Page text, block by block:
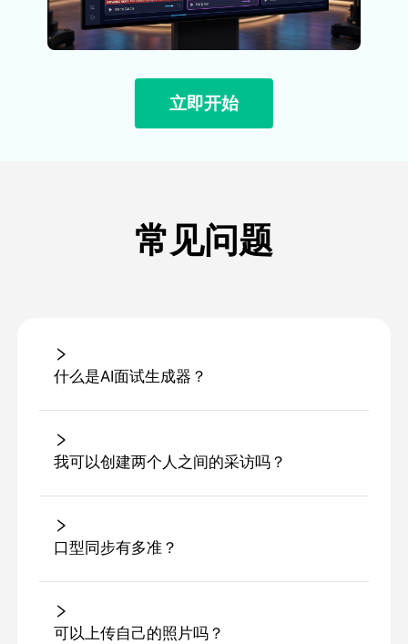
立即开始
常见问题
什么是AI面试生成器？
我可以创建两个人之间的采访吗？
口型同步有多准？
可以上传自己的照片吗？